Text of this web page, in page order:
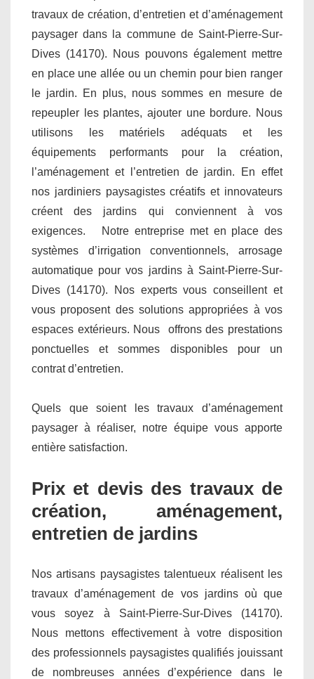
travaux de création, d’entretien et d’aménagement
paysager dans la commune de Saint-Pierre-Sur-
Dives (14170). Nous pouvons également mettre
en place une allée ou un chemin pour bien ranger
le jardin. En plus, nous sommes en mesure de
repeupler les plantes, ajouter une bordure. Nous
utilisons les matériels adéquats et les
équipements performants pour la création,
l’aménagement et l’entretien de jardin. En effet
nos jardiniers paysagistes créatifs et innovateurs
créent des jardins qui conviennent à vos
exigences. Notre entreprise met en place des
systèmes d’irrigation conventionnels, arrosage
automatique pour vos jardins à Saint-Pierre-Sur-
Dives (14170). Nos experts vous conseillent et
vous proposent des solutions appropriées à vos
espaces extérieurs. Nous offrons des prestations
ponctuelles et sommes disponibles pour un
contrat d’entretien.
Quels que soient les travaux d’aménagement
paysager à réaliser, notre équipe vous apporte
entière satisfaction.
Prix et devis des travaux de
création, aménagement,
entretien de jardins
Nos artisans paysagistes talentueux réalisent les
travaux d’aménagement de vos jardins où que
vous soyez à Saint-Pierre-Sur-Dives (14170).
Nous mettons effectivement à votre disposition
des professionnels paysagistes qualifiés jouissant
de nombreuses années d’expérience dans le